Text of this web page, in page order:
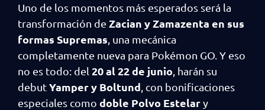
Uno de los momentos más esperados será la
transformación de Zacian y Zamazenta en sus
formas Supremas , una mecánica
completamente nueva para Pokémon GO. Y eso
no es todo: del 20 al 22 de junio , harán su
debutYamper y Boltund , con bonificaciones
especiales como doble Polvo Estelary